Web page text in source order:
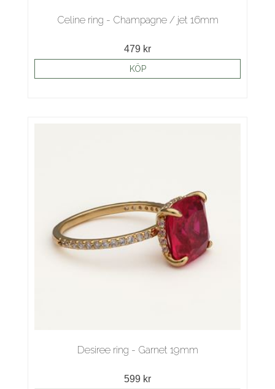
Celine ring - Champagne / jet 16mm
479 kr
KÖP
Desiree ring - Garnet 19mm
599 kr